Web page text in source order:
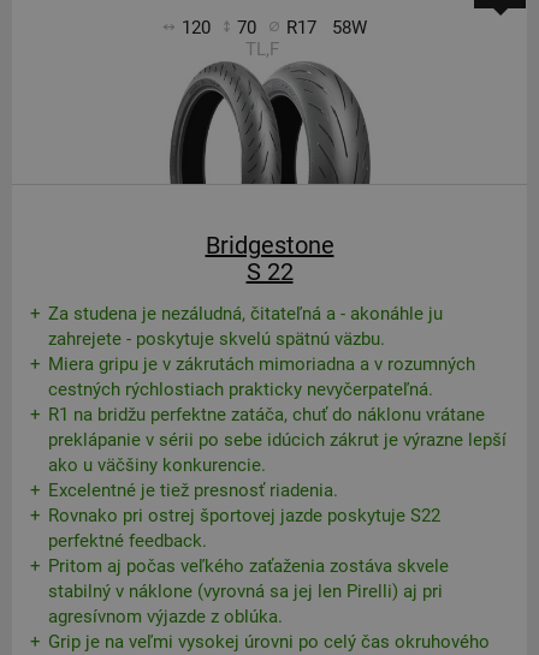
120 70 R17
58W
TL,F
Bridgestone
S 22
Za studena je nezáludná, čitateľná a - akonáhle ju
zahrejete - poskytuje skvelú spätnú väzbu.
Miera gripu je v zákrutách mimoriadna a v rozumných
cestných rýchlostiach prakticky nevyčerpateľná.
R1 na bridžu perfektne zatáča, chuť do náklonu vrátane
preklápanie v sérii po sebe idúcich zákrut je výrazne lepší
ako u väčšiny konkurencie.
Excelentné je tiež presnosť riadenia.
Rovnako pri ostrej športovej jazde poskytuje S22
perfektné feedback.
Pritom aj počas veľkého zaťaženia zostáva skvele
stabilný v náklone (vyrovná sa jej len Pirelli) aj pri
agresívnom výjazde z oblúka.
Grip je na veľmi vysokej úrovni po celý čas okruhového